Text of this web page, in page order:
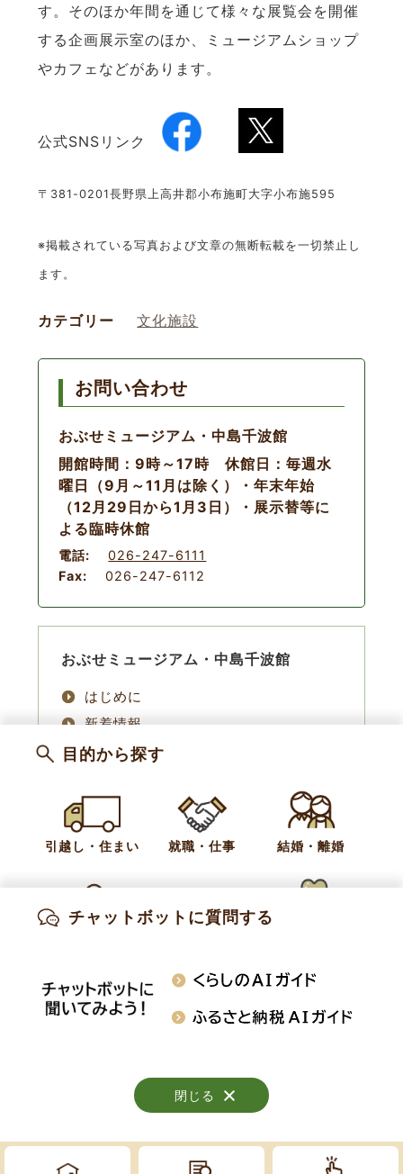
す。そのほか年間を通じて様々な展覧会を開催
する企画展示室のほか、ミュージアムショップ
やカフェなどがあります。
公式SNSリンク
〒381-0201長野県上高井郡小布施町大字小布施595
※掲載されている写真および文章の無断転載を一切禁止し
ます。
カテゴリー 文化施設
お問い合わせ
おぶせミュージアム・中島千波館
開館時間：9時～17時 休館日：毎週水
曜日（9月～11月は除く）・年末年始
（12月29日から1月3日）・展示替等に
よる臨時休館
電話:
026-247-6111
Fax:
026-247-6112
おぶせミュージアム・中島千波館
はじめに
新着情報
展覧会
ご利用案内
ミュージアムショップ
ミュージアムカフェ
その他
知りたい情報を検索
閉じる
目的から探す
引越し・住まい 就職・仕事 結婚・離婚
閉じる
チャットボットに質問する
閉じる